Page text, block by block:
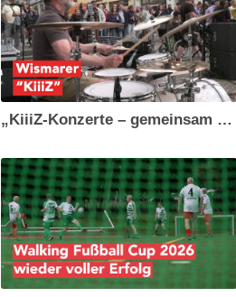
„KiiiZ-Konzerte – gemeinsam und draußen“ - Sommerabende in Wismar